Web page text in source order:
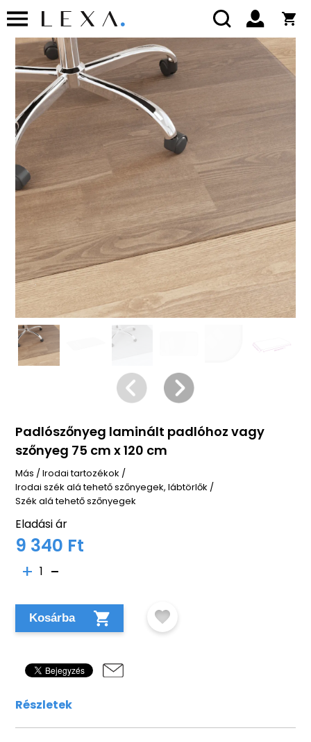
Padlószőnyeg laminált padlóhoz vagy
szőnyeg 75 cm x 120 cm
Más /Irodai tartozékok /
Irodai szék alá tehető szőnyegek, lábtörlők /
Szék alá tehető szőnyegek
Eladási ár
9 340 Ft
1
Kosárba
Részletek